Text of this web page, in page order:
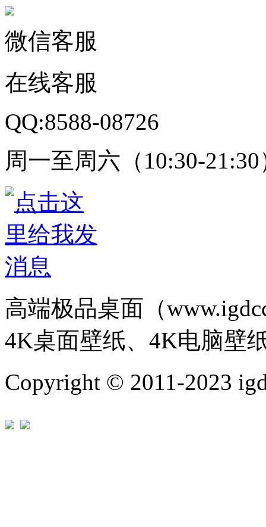
微信客服
在线客服
QQ:8588-08726
周一至周六（10:30-21:30
高端极品桌面（
4K桌面壁纸、4K电脑壁
Copyright © 2011-2023